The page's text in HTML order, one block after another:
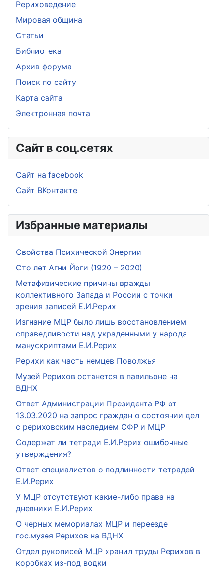
Рериховедение
Мировая община
Статьи
Библиотека
Архив форума
Поиск по сайту
Карта сайта
Электронная почта
Сайт в соц.сетях
Сайт на facebook
Сайт ВКонтакте
Избранные материалы
Свойства Психической Энергии
Сто лет Агни Йоги (1920 – 2020)
Метафизические причины вражды
коллективного Запада и России с точки
зрения записей Е.И.Рерих
Изгнание МЦР было лишь восстановлением
справедливости над украденными у народа
манускриптами Е.И.Рерих
Рерихи как часть немцев Поволжья
Музей Рерихов останется в павильоне на
ВДНХ
Ответ Администрации Президента РФ от
13.03.2020 на запрос граждан о состоянии дел
с рериховским наследием СФР и МЦР
Содержат ли тетради Е.И.Рерих ошибочные
утверждения?
Ответ специалистов о подлинности тетрадей
Е.И.Рерих
У МЦР отсутствуют какие-либо права на
дневники Е.И.Рерих
О черных мемориалах МЦР и переезде
гос.музея Рерихов на ВДНХ
Отдел рукописей МЦР хранил труды Рерихов в
коробках из-под водки